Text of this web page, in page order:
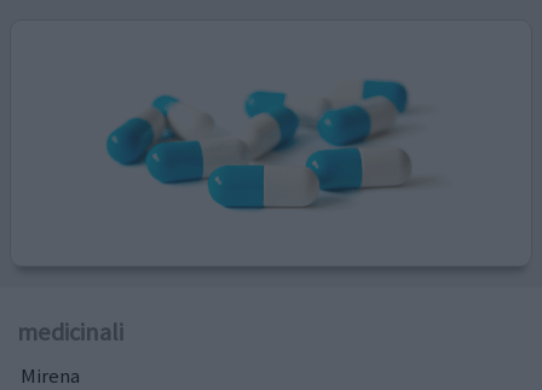
medicinali
Mirena